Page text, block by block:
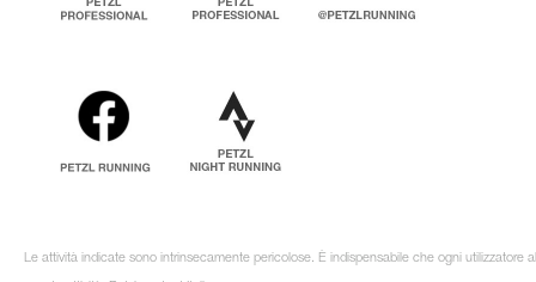
Le attività indicate sono intrinsecamente pericolose. È indispensabile che ogni utilizzatore